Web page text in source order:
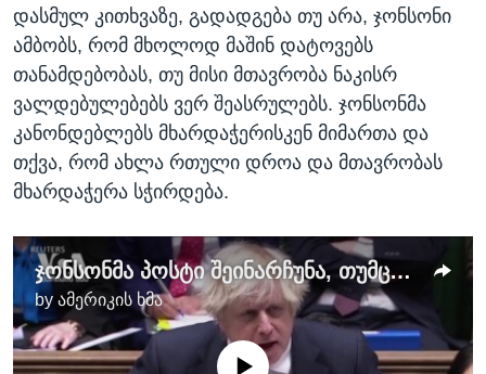
დასმულ კითხვაზე, გადადგება თუ არა, ჯონსონი
ამბობს, რომ მხოლოდ მაშინ დატოვებს
თანამდებობას, თუ მისი მთავრობა ნაკისრ
ვალდებულებებს ვერ შეასრულებს. ჯონსონმა
კანონდებლებს მხარდაჭერისკენ მიმართა და
თქვა, რომ ახლა რთული დროა და მთავრობას
მხარდაჭერა სჭირდება.
ჯონსონმა პოსტი შეინარჩუნა, თუმცა პოლიტიკური გამოწვევები გრძელდება
by ამერიკის ხმა
No media source currently available